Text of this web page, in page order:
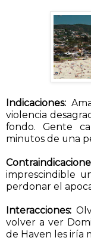
Indicaciones:
violencia
fondo. Gente
minutos de una
imprescindible
perdonar el
Interacciones:
volver a ver
de Haven les iría